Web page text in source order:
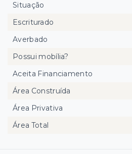
Situação
Escriturado
Averbado
Possui mobília?
Aceita Financiamento
Área Construída
Área Privativa
Área Total